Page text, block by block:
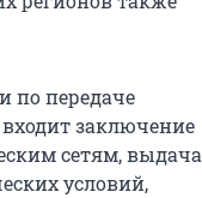
по передаче
заключение
сетям, выдача
условий,